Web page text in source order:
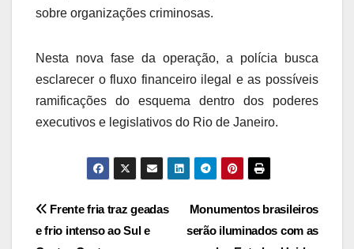
sobre organizações criminosas.
Nesta nova fase da operação, a polícia busca
esclarecer o fluxo financeiro ilegal e as possíveis
ramificações do esquema dentro dos poderes
executivos e legislativos do Rio de Janeiro.
Navegação
Monumentos brasileiros
serão iluminados com as
Frente fria traz geadas
e frio intenso ao Sul e